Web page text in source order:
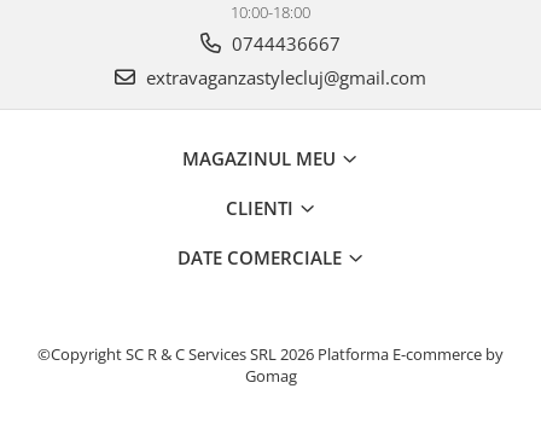
10:00-18:00
0744436667
extravaganzastylecluj@gmail.com
MAGAZINUL MEU
CLIENTI
DATE COMERCIALE
©Copyright SC R & C Services SRL 2026 Platforma E-commerce by
Gomag